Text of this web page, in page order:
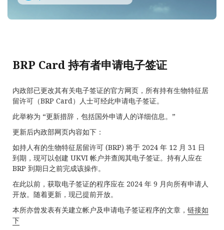
BRP Card 持有者申请电子签证
内政部已更改其有关电子签证的官方网页，所有持有生物特征居
留许可（BRP Card）人士可经此申请电子签证。
此举称为 “更新措辞，包括国外申请人的详细信息。”
更新后内政部网页内容如下：
如持人有的生物特征居留许可 (BRP) 将于 2024 年 12 月 31 日
到期，现可以创建 UKVI 帐户并查阅其电子签证。持有人应在
BRP 到期日之前完成该操作。
在此以前，获取电子签证的程序应在 2024 年 9 月向所有申请人
开放。随着更新，现已提前开放。
本所亦曾发表有关建立帐户及申请电子签证程序的文章， 链接如
下